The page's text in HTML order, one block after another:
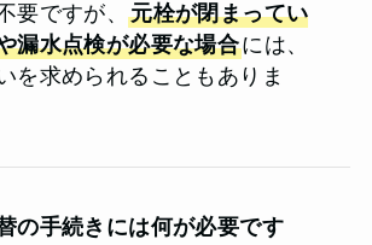
要ですが、元栓が閉まってい
漏水点検が必要な場合には、
を求められることもありま
の手続きには何が必要です